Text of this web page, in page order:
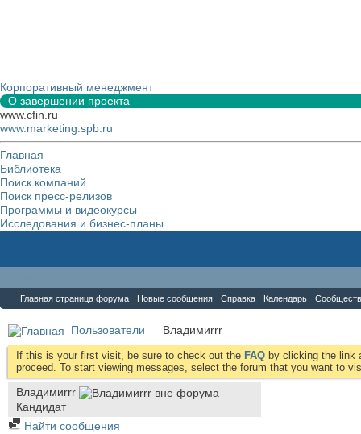
Корпоративный менеджмент
О завершении проекта
www.cfin.ru
www.marketing.spb.ru
Главная
Библиотека
Поиск компаний
Поиск пресс-релизов
Программы и видеокурсы
Исследования и бизнес-планы
Главная страница форума Новые сообщения Справка Календарь
Пользователи Владимиrrr
If this is your first visit, be sure to check out the FAQ by clicking the link
proceed. To start viewing messages, select the forum that you want to
Владимиrrr
Кандидат
Найти сообщения